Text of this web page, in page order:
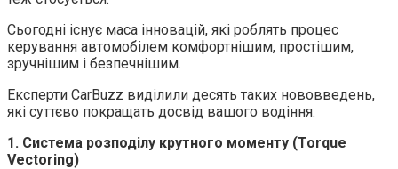
Сьогодні існує маса інновацій, які роблять процес
керування автомобілем комфортнішим, простішим,
зручнішим і безпечнішим.
Експерти CarBuzz виділили десять таких нововведень,
які суттєво покращать досвід вашого водіння.
1. Система розподілу крутного моменту (Torque
Vectoring)